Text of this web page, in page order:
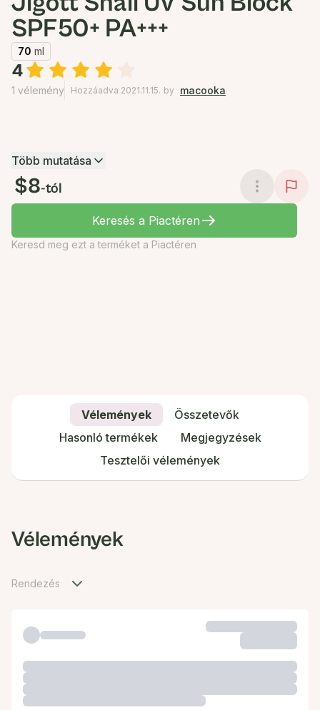
SPF50+ PA+++
70 ml
4
1 vélemény Hozzáadva 2021.11.15. by macooka
Több mutatása
$8-tól
Keresés a Piactéren
Keresd meg ezt a terméket a Piactéren
Vélemények
Összetevők
Hasonló termékek
Megjegyzések
Tesztelői vélemények
Vélemények
Rendezés